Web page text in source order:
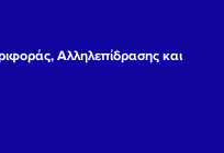
Αλληλεπίδρασης και